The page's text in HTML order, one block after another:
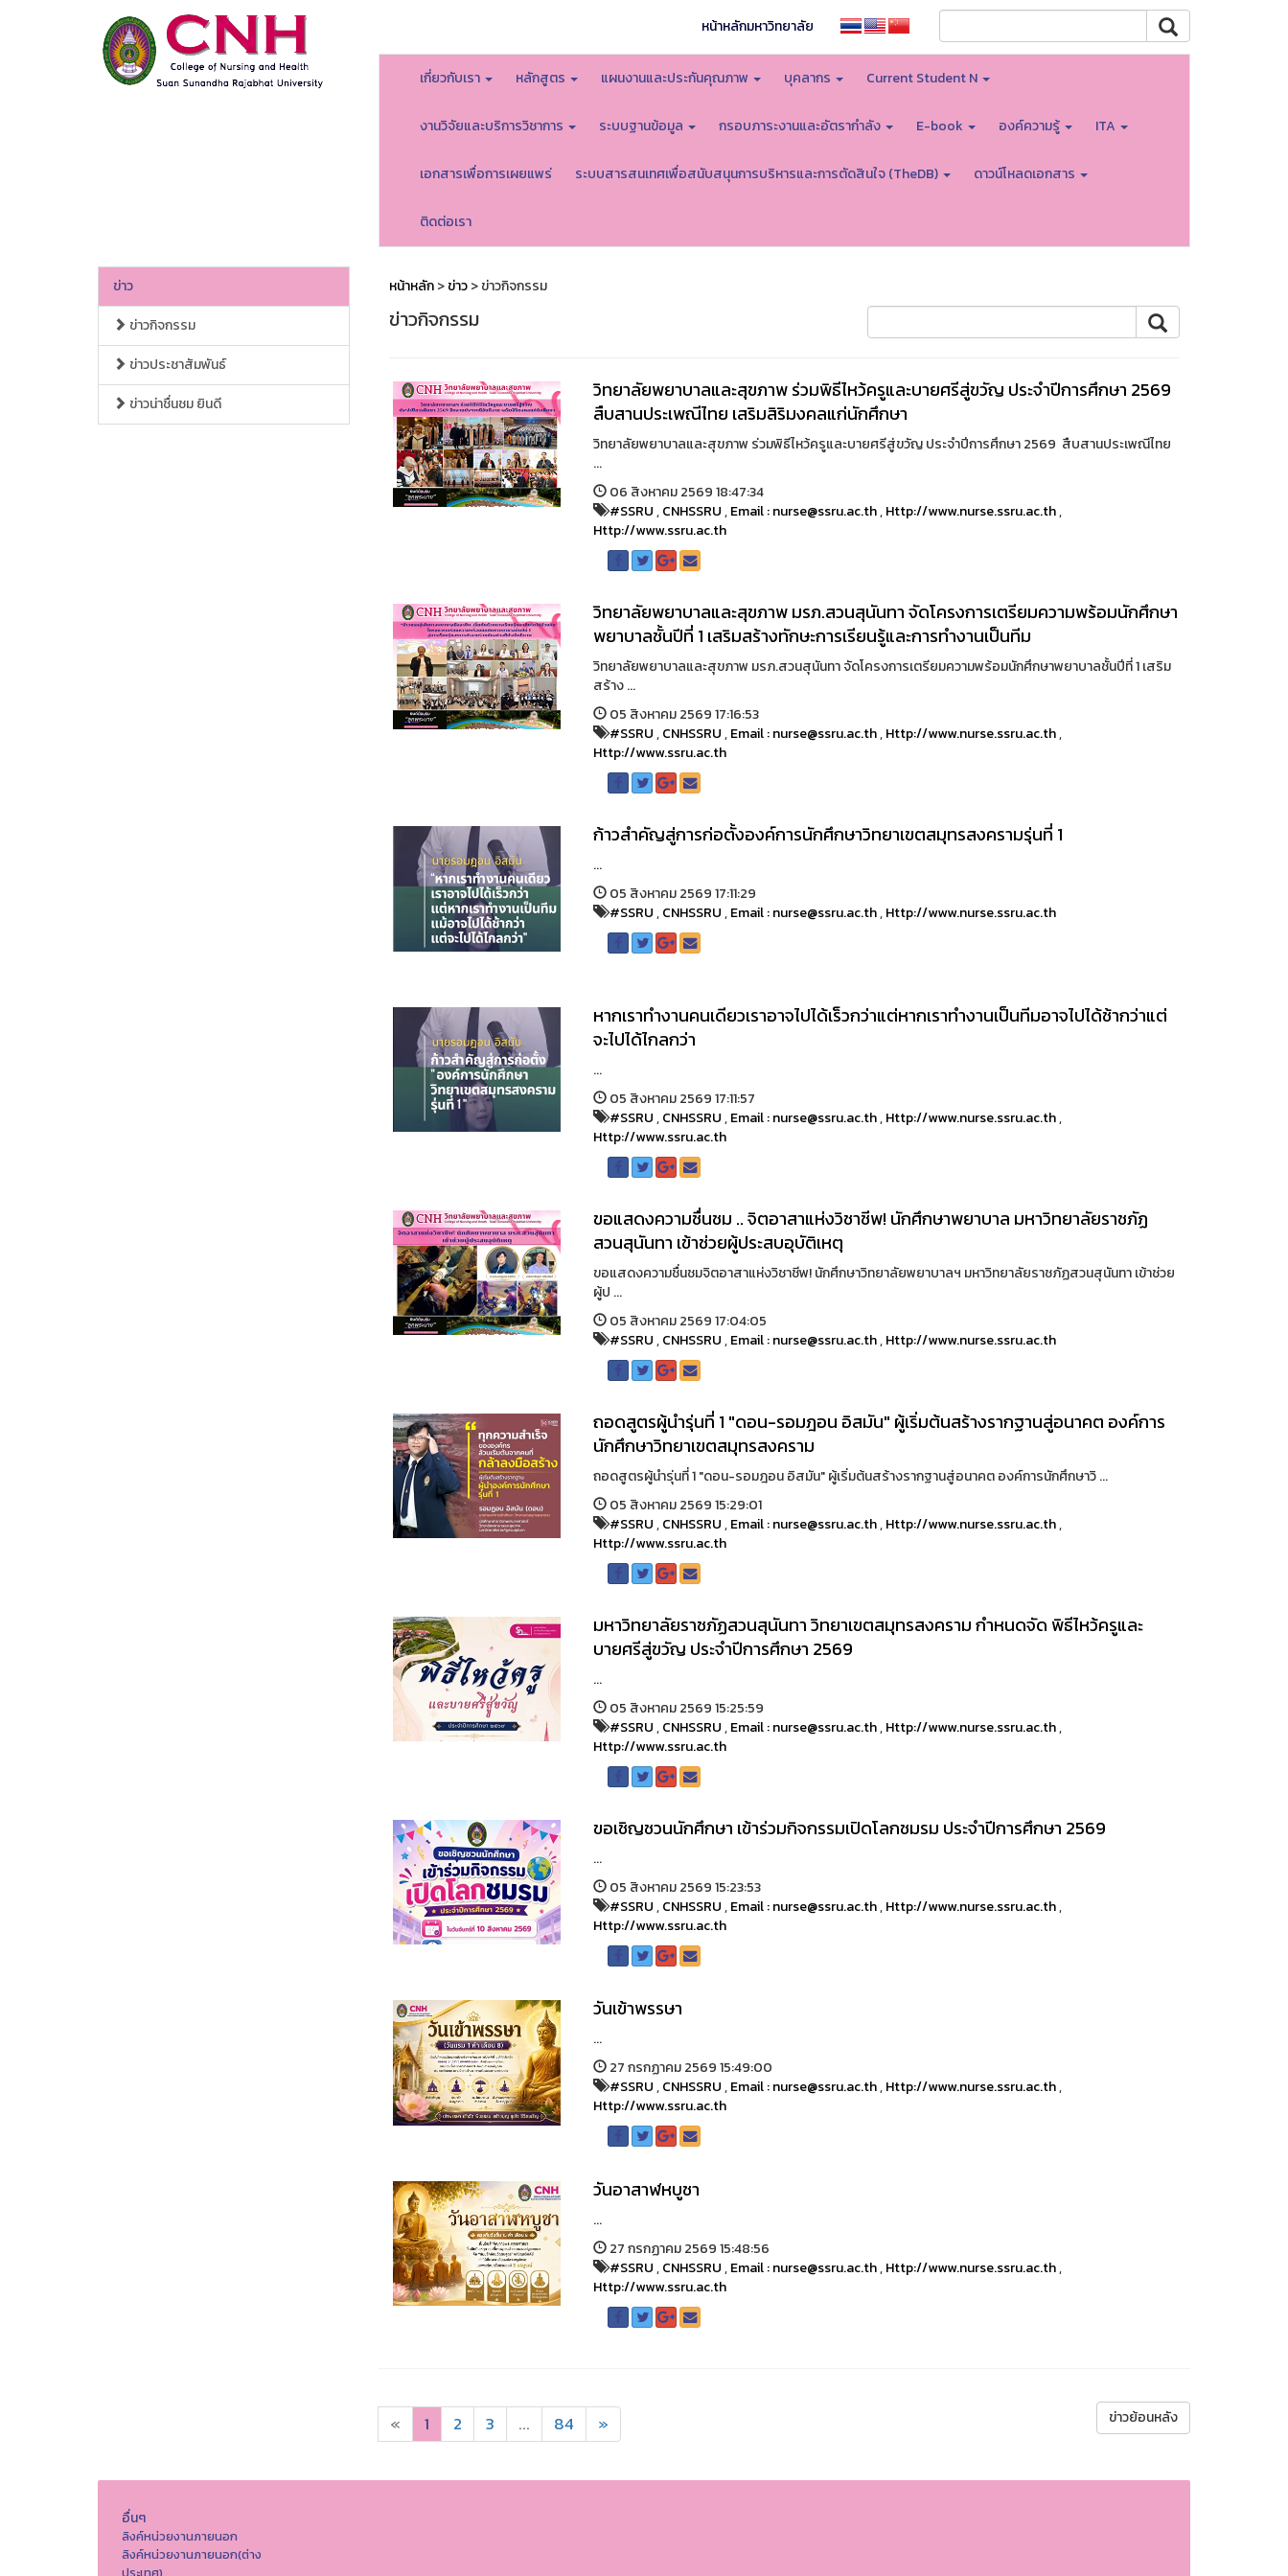
หน้าหลักมหาวิทยาลัย
เกี่ยวกับเรา หลักสูตร แผนงานและประกันคุณภาพ บุคลากร Current Student N
งานวิจัยและบริการวิชาการ ระบบฐานข้อมูล กรอบภาระงานและอัตรากำลัง E-book องค์ความรู้ ITA
เอกสารเพื่อการเผยแพร่ ระบบสารสนเทศเพื่อสนับสนุนการบริหารและการตัดสินใจ (TheDB) ดาวน์โหลดเอกสาร
ติดต่อเรา
ข่าว
ข่าวกิจกรรม
ข่าวประชาสัมพันธ์
ข่าวน่าชื่นชม ยินดี
หน้าหลัก>ข่าว> ข่าวกิจกรรม
ข่าวกิจกรรม
วิทยาลัยพยาบาลและสุขภาพ ร่วมพิธีไหว้ครูและบายศรีสู่ขวัญ ประจำปีการศึกษา 2569
สืบสานประเพณีไทย เสริมสิริมงคลแก่นักศึกษา
วิทยาลัยพยาบาลและสุขภาพ ร่วมพิธีไหว้ครูและบายศรีสู่ขวัญ ประจำปีการศึกษา 2569 สืบสานประเพณีไทย
...
06 สิงหาคม 2569 18:47:34
#SSRU,CNHSSRU,Email : nurse@ssru.ac.th,Http://www.nurse.ssru.ac.th,
Http://www.ssru.ac.th
วิทยาลัยพยาบาลและสุขภาพ มรภ.สวนสุนันทา จัดโครงการเตรียมความพร้อมนักศึกษา
พยาบาลชั้นปีที่ 1 เสริมสร้างทักษะการเรียนรู้และการทำงานเป็นทีม
วิทยาลัยพยาบาลและสุขภาพ มรภ.สวนสุนันทา จัดโครงการเตรียมความพร้อมนักศึกษาพยาบาลชั้นปีที่ 1 เสริม
สร้าง ...
05 สิงหาคม 2569 17:16:53
#SSRU,CNHSSRU,Email : nurse@ssru.ac.th,Http://www.nurse.ssru.ac.th,
Http://www.ssru.ac.th
ก้าวสำคัญสู่การก่อตั้งองค์การนักศึกษาวิทยาเขตสมุทรสงครามรุ่นที่ 1
...
05 สิงหาคม 2569 17:11:29
#SSRU,CNHSSRU,Email : nurse@ssru.ac.th,Http://www.nurse.ssru.ac.th
หากเราทำงานคนเดียวเราอาจไปได้เร็วกว่าแต่หากเราทำงานเป็นทีมอาจไปได้ช้ากว่าแต่
จะไปได้ไกลกว่า
...
05 สิงหาคม 2569 17:11:57
#SSRU,CNHSSRU,Email : nurse@ssru.ac.th,Http://www.nurse.ssru.ac.th,
Http://www.ssru.ac.th
ขอแสดงความชื่นชม .. จิตอาสาแห่งวิชาชีพ! นักศึกษาพยาบาล มหาวิทยาลัยราชภัฏ
สวนสุนันทา เข้าช่วยผู้ประสบอุบัติเหตุ
ขอแสดงความชื่นชมจิตอาสาแห่งวิชาชีพ! นักศึกษาวิทยาลัยพยาบาลฯ มหาวิทยาลัยราชภัฏสวนสุนันทา เข้าช่วย
ผู้ป ...
05 สิงหาคม 2569 17:04:05
#SSRU,CNHSSRU,Email : nurse@ssru.ac.th,Http://www.nurse.ssru.ac.th
ถอดสูตรผู้นำรุ่นที่ 1 "ดอน-รอมฎอน อิสมัน" ผู้เริ่มต้นสร้างรากฐานสู่อนาคต องค์การ
นักศึกษาวิทยาเขตสมุทรสงคราม
ถอดสูตรผู้นำรุ่นที่ 1 "ดอน-รอมฎอน อิสมัน" ผู้เริ่มต้นสร้างรากฐานสู่อนาคต องค์การนักศึกษาวิ ...
05 สิงหาคม 2569 15:29:01
#SSRU,CNHSSRU,Email : nurse@ssru.ac.th,Http://www.nurse.ssru.ac.th,
Http://www.ssru.ac.th
มหาวิทยาลัยราชภัฏสวนสุนันทา วิทยาเขตสมุทรสงคราม กำหนดจัด พิธีไหว้ครูและ
บายศรีสู่ขวัญ ประจำปีการศึกษา 2569
...
05 สิงหาคม 2569 15:25:59
#SSRU,CNHSSRU,Email : nurse@ssru.ac.th,Http://www.nurse.ssru.ac.th,
Http://www.ssru.ac.th
ขอเชิญชวนนักศึกษา เข้าร่วมกิจกรรมเปิดโลกชมรม ประจำปีการศึกษา 2569
...
05 สิงหาคม 2569 15:23:53
#SSRU,CNHSSRU,Email : nurse@ssru.ac.th,Http://www.nurse.ssru.ac.th,
Http://www.ssru.ac.th
วันเข้าพรรษา
...
27 กรกฏาคม 2569 15:49:00
#SSRU,CNHSSRU,Email : nurse@ssru.ac.th,Http://www.nurse.ssru.ac.th,
Http://www.ssru.ac.th
วันอาสาฬหบูชา
...
27 กรกฏาคม 2569 15:48:56
#SSRU,CNHSSRU,Email : nurse@ssru.ac.th,Http://www.nurse.ssru.ac.th,
Http://www.ssru.ac.th
« 1 2 3 ... 84 » ข่าวย้อนหลัง
อื่นๆ
ลิงค์หน่วยงานภายนอก
ลิงค์หน่วยงานภายนอก(ต่าง